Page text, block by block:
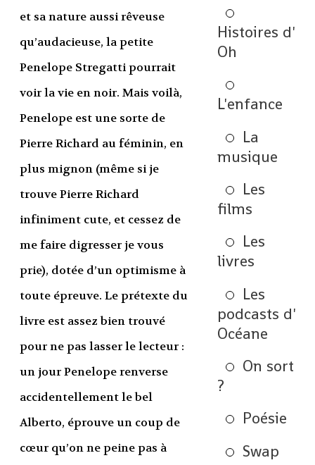
et sa nature aussi rêveuse
qu’audacieuse, la petite
Penelope Stregatti pourrait
voir la vie en noir. Mais voilà,
Penelope est une sorte de
Pierre Richard au féminin, en
plus mignon (même si je
trouve Pierre Richard
infiniment cute, et cessez de
me faire digresser je vous
prie), dotée d’un optimisme à
toute épreuve. Le prétexte du
livre est assez bien trouvé
pour ne pas lasser le lecteur :
un jour Penelope renverse
accidentellement le bel
Alberto, éprouve un coup de
cœur qu’on ne peine pas à
Histoires d'
Oh
L'enfance
La
musique
Les
films
Les
livres
Les
podcasts d'
Océane
On sort
?
Poésie
Swap